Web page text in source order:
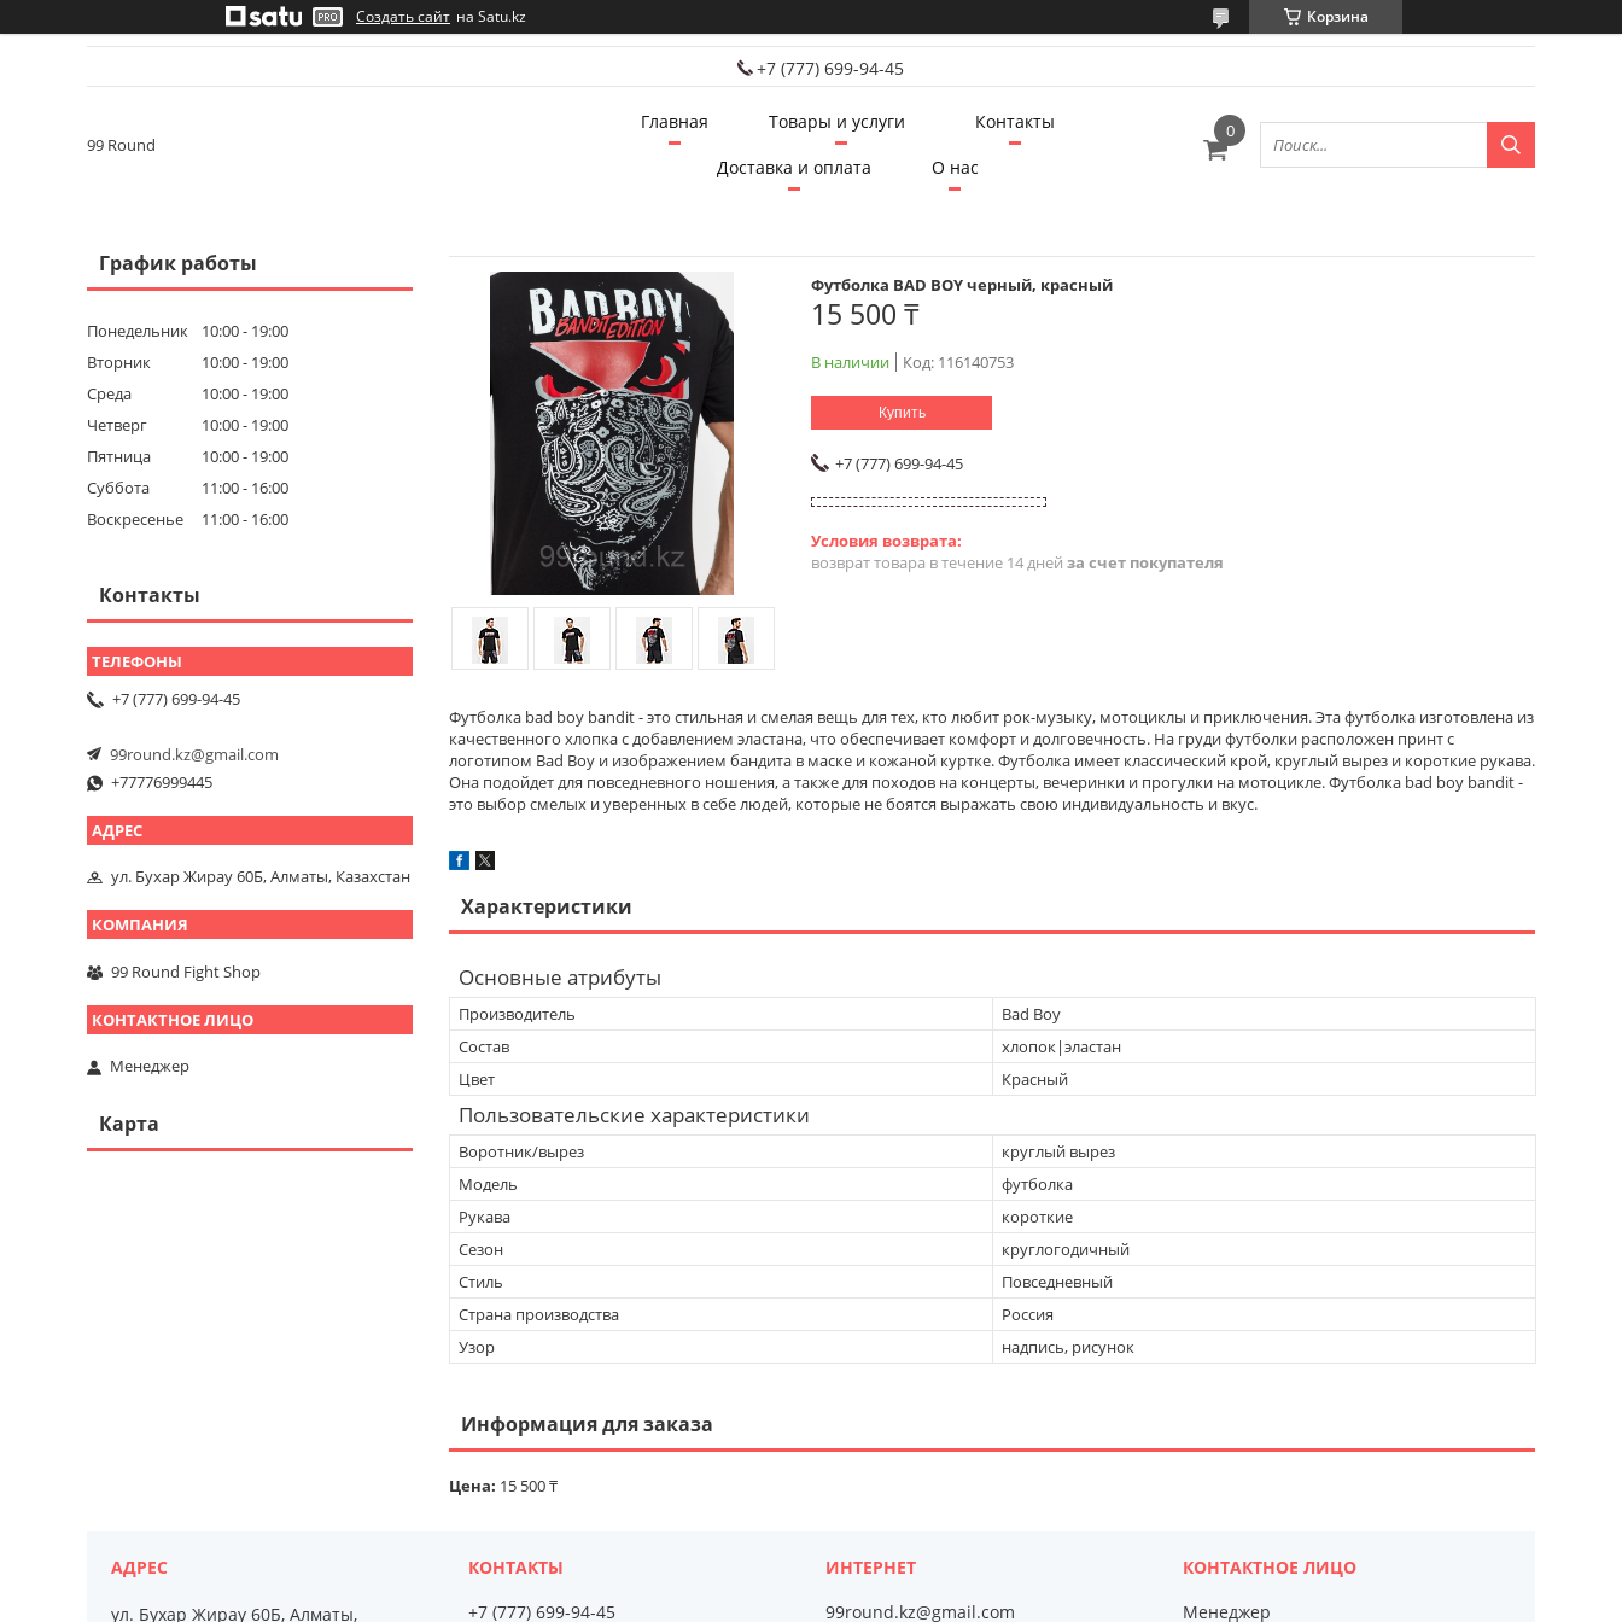
Создать сайт на Satu.kz Корзина
+7 (777) 699-94-45
99 Round
Главная Товары и услуги
Контакты
Доставка и оплата
О нас
Футболка BAD BOY черный, красный
15 500 ₸
В наличии Код: 116140753
Купить
+7 (777) 699-94-45
возврат товара в течение 14 дней за счет покупателя
Футболка bad boy bandit - это стильная и смелая вещь для тех, кто любит рок-музыку, мотоциклы и приключения. Эта футболка изготовлена из
качественного хлопка с добавлением эластана, что обеспечивает комфорт и долговечность. На груди футболки расположен принт с
логотипом Bad Boy и изображением бандита в маске и кожаной куртке. Футболка имеет классический крой, круглый вырез и короткие рукава.
Она подойдет для повседневного ношения, а также для походов на концерты, вечеринки и прогулки на мотоцикле. Футболка bad boy bandit -
это выбор смелых и уверенных в себе людей, которые не боятся выражать свою индивидуальность и вкус.
Характеристики
Основные атрибуты
Производитель
Bad Boy
Состав
хлопок|эластан
Цвет
Красный
Пользовательские характеристики
Воротник/вырез
круглый вырез
Модель
футболка
Рукава
короткие
Сезон
круглогодичный
Стиль
Повседневный
Страна производства
Россия
Узор
надпись, рисунок
Информация для заказа
Цена: 15 500 ₸
График работы
Понедельник 10:00
19:00
Вторник
10:00
19:00
Среда
10:00
19:00
Четверг
10:00
19:00
Пятница
10:00
19:00
Суббота
11:00
16:00
Воскресенье
11:00 16:00
Контакты
+7 (777) 699-94-45
99round.kz@gmail.com
+77776999445
ул. Бухар Жирау 60Б, Алматы, Казахстан
99 Round Fight Shop
Менеджер
Карта
ул. Бухар Жирау 60Б, Алматы, +7 (777) 699-94-45 99round.kz@gmail.com Менеджер